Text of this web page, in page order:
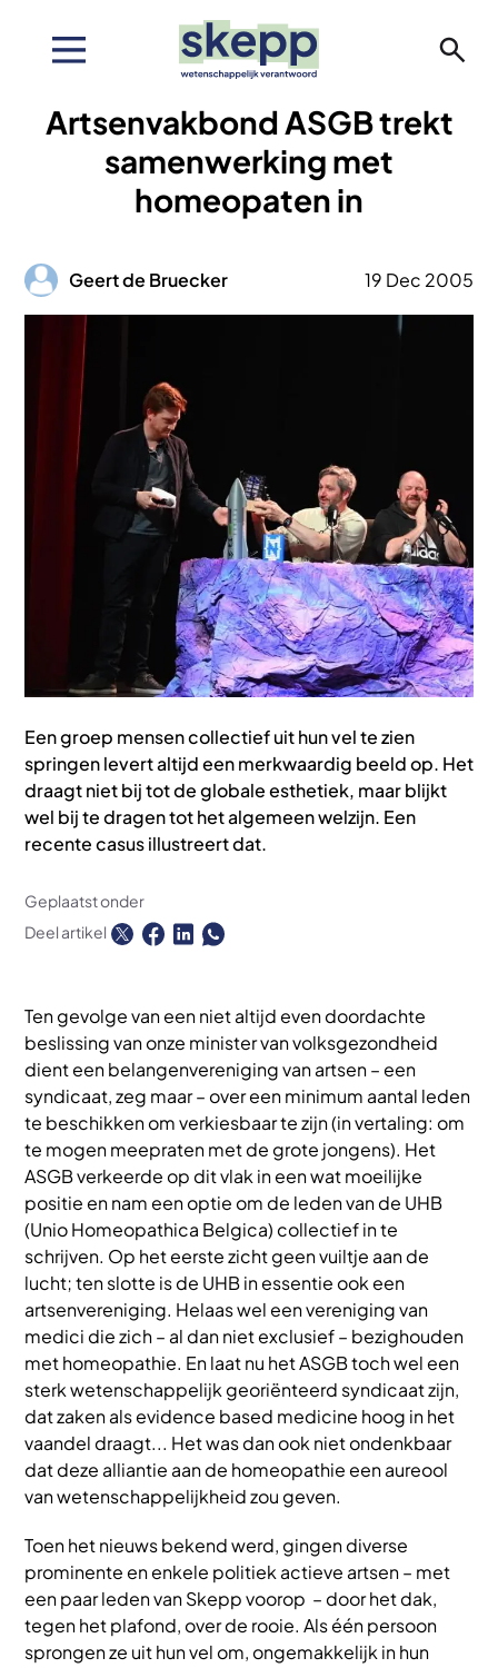
inhoudArtsenvakbond ASGB trekt
samenwerking met
homeopaten in
AfbeeldingGeert de Bruecker 19 Dec 2005
Afbeelding
Een groep mensen collectief uit hun vel te zien
springen levert altijd een merkwaardig beeld op. Het
draagt niet bij tot de globale esthetiek, maar blijkt
wel bij te dragen tot het algemeen welzijn. Een
recente casus illustreert dat.
Geplaatst onder
Deel artikel
Ten gevolge van een niet altijd even doordachte
beslissing van onze minister van volksgezondheid
dient een belangenvereniging van artsen – een
syndicaat, zeg maar – over een minimum aantal leden
te beschikken om verkiesbaar te zijn (in vertaling: om
te mogen meepraten met de grote jongens). Het
ASGB verkeerde op dit vlak in een wat moeilijke
positie en nam een optie om de leden van de UHB
(Unio Homeopathica Belgica) collectief in te
schrijven. Op het eerste zicht geen vuiltje aan de
lucht; ten slotte is de UHB in essentie ook een
artsenvereniging. Helaas wel een vereniging van
medici die zich – al dan niet exclusief – bezighouden
met homeopathie. En laat nu het ASGB toch wel een
sterk wetenschappelijk georiënteerd syndicaat zijn,
dat zaken als evidence based medicine hoog in het
vaandel draagt... Het was dan ook niet ondenkbaar
dat deze alliantie aan de homeopathie een aureool
van wetenschappelijkheid zou geven.
Toen het nieuws bekend werd, gingen diverse
prominente en enkele politiek actieve artsen – met
een paar leden van Skepp voorop – door het dak,
tegen het plafond, over de rooie. Als één persoon
sprongen ze uit hun vel om, ongemakkelijk in hun